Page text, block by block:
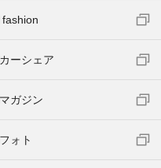
fashion
ーシェア
ガジン
ォト